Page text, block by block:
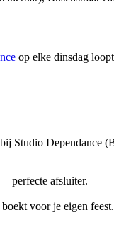
op elke dinsdag
Studio
perfecte afsluiter.
voor je eigen feest.